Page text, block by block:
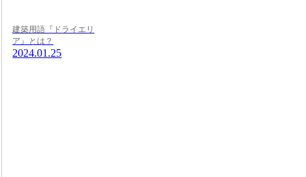
建築用語『ドライエリ
ア』とは？
2024.01.25